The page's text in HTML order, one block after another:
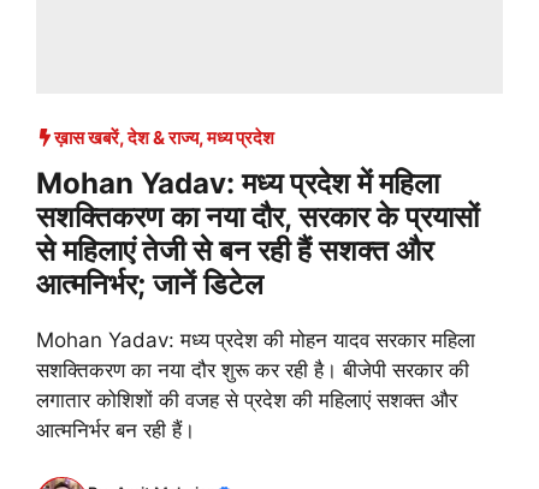
ख़ास खबरें,देश & राज्य,मध्य प्रदेश
Mohan Yadav: मध्य प्रदेश में महिला
सशक्तिकरण का नया दौर, सरकार के प्रयासों
से महिलाएं तेजी से बन रही हैं सशक्त और
आत्मनिर्भर; जानें डिटेल
Mohan Yadav: मध्य प्रदेश की मोहन यादव सरकार महिला
सशक्तिकरण का नया दौर शुरू कर रही है। बीजेपी सरकार की
लगातार कोशिशों की वजह से प्रदेश की महिलाएं सशक्त और
आत्मनिर्भर बन रही हैं।